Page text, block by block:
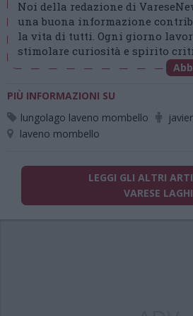
Noi della redazione di
una buona informazione
la vita di tutti. Ogni giorno
stimolare curiosità e spirito
PIÙ INFORMAZIONI SU
lungolago laveno mombello
laveno mombello
LEGGI GLI ALTRI
VARESE LAGHI